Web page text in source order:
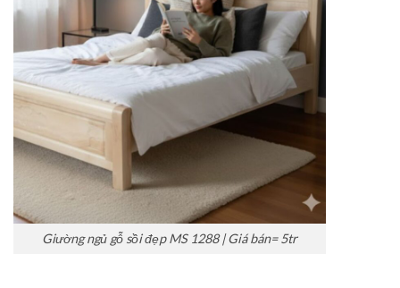
Giường ngủ gỗ sồi đẹp MS 1288 | Giá bán= 5tr